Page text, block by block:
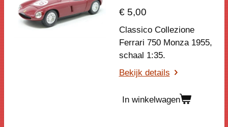
€ 5,00
Classico Collezione
Ferrari 750 Monza 1955,
schaal 1:35.
Bekijk details
In winkelwagen